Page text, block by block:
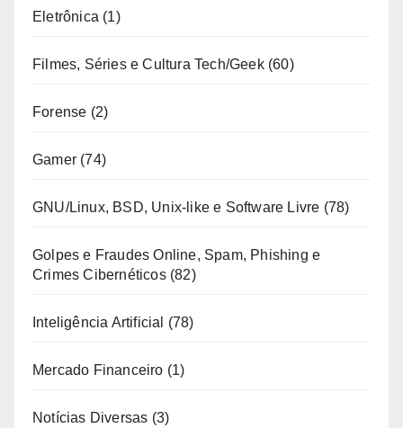
Eletrônica (1)
Filmes, Séries e Cultura Tech/Geek(60)
Forense (2)
Gamer (74)
GNU/Linux, BSD, Unix-like e Software Livre (78)
Golpes e Fraudes Online, Spam, Phishing e
Crimes Cibernéticos(82)
Inteligência Artificial (78)
Mercado Financeiro (1)
Notícias Diversas (3)